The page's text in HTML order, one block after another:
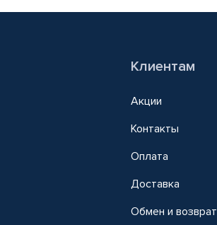
Клиентам
Акции
Контакты
Оплата
Доставка
Обмен и возврат